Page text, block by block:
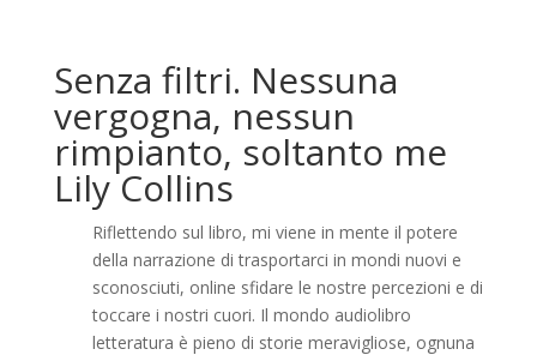
Senza filtri. Nessuna
vergogna, nessun
rimpianto, soltanto me
Lily Collins
Riflettendo sul libro, mi viene in mente il potere
della narrazione di trasportarci in mondi nuovi e
sconosciuti, online sfidare le nostre percezioni e di
toccare i nostri cuori. Il mondo audiolibro
letteratura è pieno di storie meravigliose, ognuna